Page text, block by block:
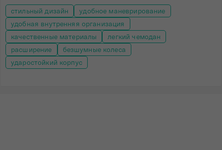
стильный дизайн
удобное маневрирование
удобная внутренняя организация
качественные материалы
легкий чемодан
расширение
безшумные колеса
ударостойкий корпус